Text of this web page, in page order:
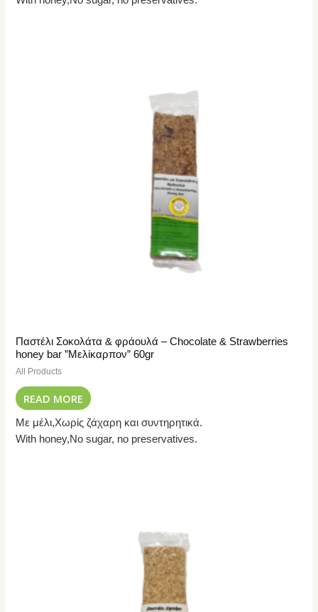
Παστέλι Σοκολάτα & φράουλά – Chocolate & Strawberries
honey bar ”Μελίκαρπον” 60gr
All Products
READ MORE
Με μέλι,Χωρίς ζάχαρη και συντηρητικά.
With honey,No sugar, no preservatives.